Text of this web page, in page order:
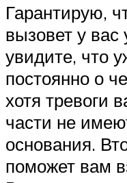
Гарантирую,
вызовет у вас
увидите, что
постоянно о
хотя тревоги
части не
основания.
поможет вам